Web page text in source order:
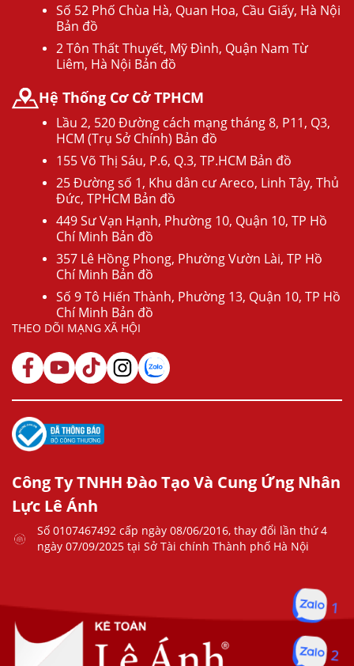
Số 52 Phố Chùa Hà, Quan Hoa, Cầu Giấy, Hà Nội
Bản đồ
2 Tôn Thất Thuyết, Mỹ Đình, Quận Nam Từ
Liêm, Hà Nội Bản đồ
Hệ Thống Cơ Cở TPHCM
Lầu 2, 520 Đường cách mạng tháng 8, P11, Q3,
HCM (Trụ Sở Chính) Bản đồ
155 Võ Thị Sáu, P.6, Q.3, TP.HCM Bản đồ
25 Đường số 1, Khu dân cư Areco, Linh Tây, Thủ
Đức, TPHCM Bản đồ
449 Sư Vạn Hạnh, Phường 10, Quận 10, TP Hồ
Chí Minh Bản đồ
357 Lê Hồng Phong, Phường Vườn Lài, TP Hồ
Chí Minh Bản đồ
Số 9 Tô Hiến Thành, Phường 13, Quận 10, TP Hồ
Chí Minh Bản đồ
THEO DÕI MẠNG XÃ HỘI
Công Ty TNHH Đào Tạo Và Cung Ứng Nhân
Lực Lê Ánh
Số 0107467492 cấp ngày 08/06/2016, thay đổi lần thứ 4
ngày 07/09/2025 tại Sở Tài chính Thành phố Hà Nội
1
2